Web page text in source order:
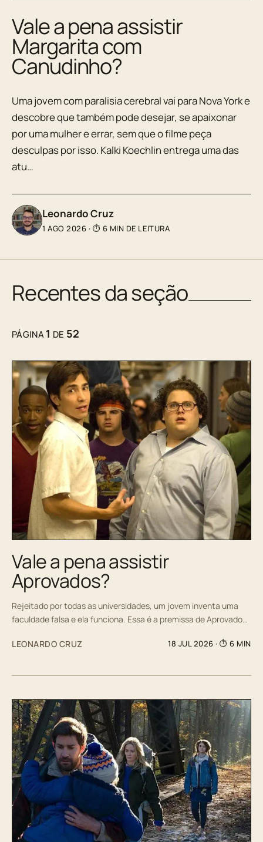
Vale a pena assistir
Margarita com
Canudinho?
Uma jovem com paralisia cerebral vai para Nova York e
descobre que também pode desejar, se apaixonar
por uma mulher e errar, sem que o filme peça
desculpas por isso. Kalki Koechlin entrega uma das
atu…
Leonardo Cruz
1 AGO 2026 · ⏱ 6 MIN DE LEITURA
Recentes da seção
PÁGINA1 DE 52
Vale a pena assistir
Aprovados?
Rejeitado por todas as universidades, um jovem inventa uma
faculdade falsa e ela funciona. Essa é a premissa de Aprovado…
LEONARDO CRUZ 18 JUL 2026 · ⏱ 6 MIN